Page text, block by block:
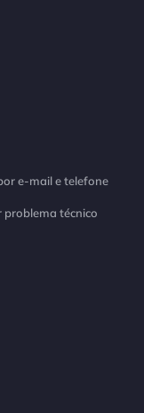
e-mail e telefone
problema técnico